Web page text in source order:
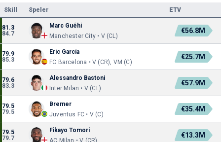
Skill Speler ETV
81.3
84.7
Marc Guéhi
Manchester City • V (CL)
€56.8M
79.9
85.3
Eric García
FC Barcelona • V (CR), VM (C)
€25.7M
79.6
83.3
Alessandro Bastoni
Inter Milan • V (CL)
€57.9M
79.5
79.5
Bremer
Juventus FC • V (C)
€35.4M
79.5
79.7
Fikayo Tomori
AC Milan • V (CR)
€13.3M